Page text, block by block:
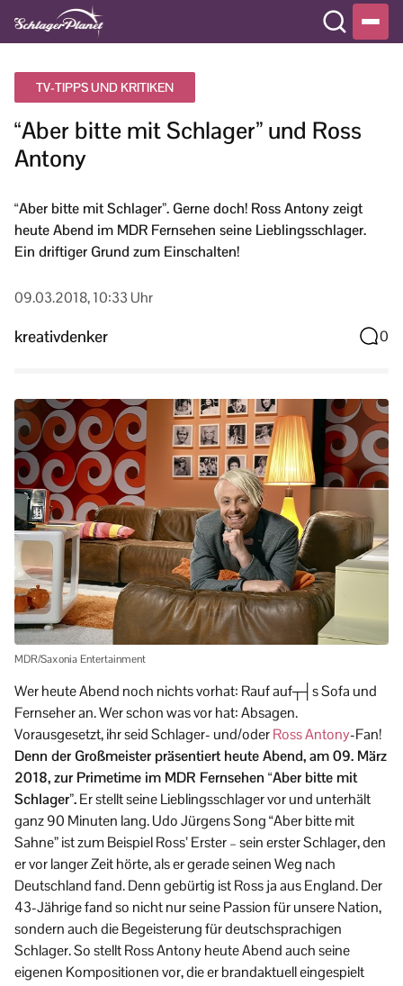
TV-TIPPS UND KRITIKEN
“Aber bitte mit Schlager” und Ross
Antony
“Aber bitte mit Schlager”. Gerne doch! Ross Antony zeigt
heute Abend im MDR Fernsehen seine Lieblingsschlager.
Ein driftiger Grund zum Einschalten!
09.03.2018, 10:33 Uhr
kreativdenker 0
MDR/Saxonia Entertainment
Wer heute Abend noch nichts vorhat: Rauf auf┬┤s Sofa und
Fernseher an. Wer schon was vor hat: Absagen.
Vorausgesetzt, ihr seid Schlager- und/oderRoss Antony-Fan!
Denn der Großmeister präsentiert heute Abend, am 09. März
2018, zur Primetime im MDR Fernsehen “Aber bitte mit
Schlager”.Er stellt seine Lieblingsschlager vor und unterhält
ganz 90 Minuten lang. Udo Jürgens Song “Aber bitte mit
Sahne” ist zum Beispiel Ross’ Erster – sein erster Schlager, den
er vor langer Zeit hörte, als er gerade seinen Weg nach
Deutschland fand. Denn gebürtig ist Ross ja aus England. Der
43-Jährige fand so nicht nur seine Passion für unsere Nation,
sondern auch die Begeisterung für deutschsprachigen
Schlager. So stellt Ross Antony heute Abend auch seine
eigenen Kompositionen vor, die er brandaktuell eingespielt